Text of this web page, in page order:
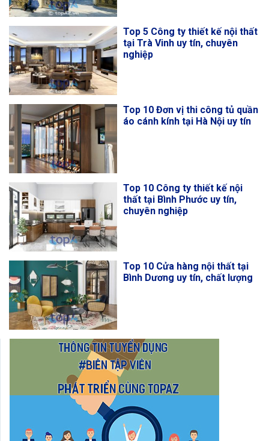
Top 5 Công ty thiết kế nội thất
tại Trà Vinh uy tín, chuyên
nghiệp
Top 10 Đơn vị thi công tủ quần
áo cánh kính tại Hà Nội uy tín
Top 10 Công ty thiết kế nội
thất tại Bình Phước uy tín,
chuyên nghiệp
Top 10 Cửa hàng nội thất tại
Bình Dương uy tín, chất lượng